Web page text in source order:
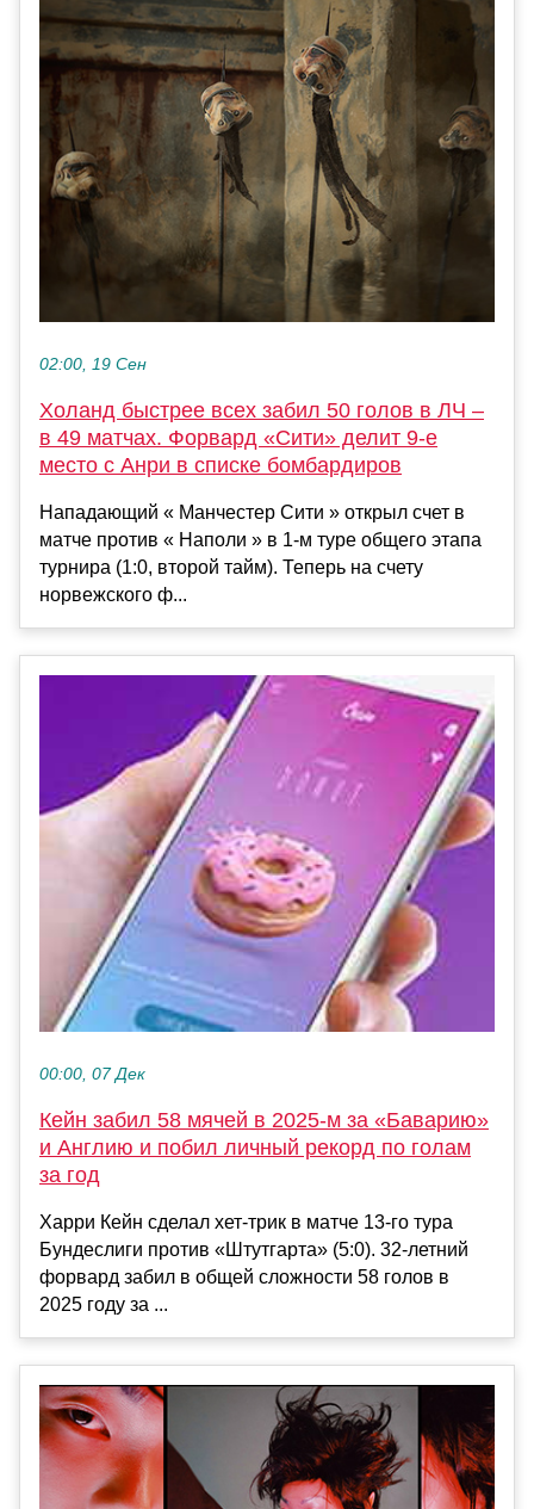
02:00, 19 Сен
Холанд быстрее всех забил 50 голов в ЛЧ –
в 49 матчах. Форвард «Сити» делит 9-е
место с Анри в списке бомбардиров
Нападающий « Манчестер Сити » открыл счет в
матче против « Наполи » в 1-м туре общего этапа
турнира (1:0, второй тайм). Теперь на счету
норвежского ф...
00:00, 07 Дек
Кейн забил 58 мячей в 2025-м за «Баварию»
и Англию и побил личный рекорд по голам
за год
Харри Кейн сделал хет-трик в матче 13-го тура
Бундеслиги против «Штутгарта» (5:0). 32-летний
форвард забил в общей сложности 58 голов в
2025 году за ...